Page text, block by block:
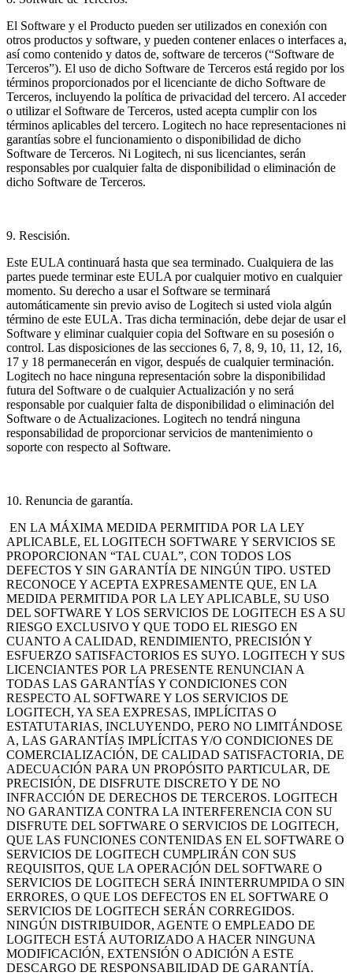
El Software y el Producto pueden ser utilizados en conexión con
otros productos y software, y pueden contener enlaces o interfaces a,
así como contenido y datos de, software de terceros (“Software de
Terceros”). El uso de dicho Software de Terceros está regido por los
términos proporcionados por el licenciante de dicho Software de
Terceros, incluyendo la política de privacidad del tercero. Al acceder
o utilizar el Software de Terceros, usted acepta cumplir con los
términos aplicables del tercero. Logitech no hace representaciones ni
garantías sobre el funcionamiento o disponibilidad de dicho
Software de Terceros. Ni Logitech, ni sus licenciantes, serán
responsables por cualquier falta de disponibilidad o eliminación de
dicho Software de Terceros.
9. Rescisión.
Este EULA continuará hasta que sea terminado. Cualquiera de las
partes puede terminar este EULA por cualquier motivo en cualquier
momento. Su derecho a usar el Software se terminará
automáticamente sin previo aviso de Logitech si usted viola algún
término de este EULA. Tras dicha terminación, debe dejar de usar el
Software y eliminar cualquier copia del Software en su posesión o
control. Las disposiciones de las secciones 6, 7, 8, 9, 10, 11, 12, 16,
17 y 18 permanecerán en vigor, después de cualquier terminación.
Logitech no hace ninguna representación sobre la disponibilidad
futura del Software o de cualquier Actualización y no será
responsable por cualquier falta de disponibilidad o eliminación del
Software o de Actualizaciones. Logitech no tendrá ninguna
responsabilidad de proporcionar servicios de mantenimiento o
soporte con respecto al Software.
10. Renuncia de garantía.
EN LA MÁXIMA MEDIDA PERMITIDA POR LA LEY
APLICABLE, EL LOGITECH SOFTWARE Y SERVICIOS SE
PROPORCIONAN “TAL CUAL”, CON TODOS LOS
DEFECTOS Y SIN GARANTÍA DE NINGÚN TIPO. USTED
RECONOCE Y ACEPTA EXPRESAMENTE QUE, EN LA
MEDIDA PERMITIDA POR LA LEY APLICABLE, SU USO
DEL SOFTWARE Y LOS SERVICIOS DE LOGITECH ES A SU
RIESGO EXCLUSIVO Y QUE TODO EL RIESGO EN
CUANTO A CALIDAD, RENDIMIENTO, PRECISIÓN Y
ESFUERZO SATISFACTORIOS ES SUYO. LOGITECH Y SUS
LICENCIANTES POR LA PRESENTE RENUNCIAN A
TODAS LAS GARANTÍAS Y CONDICIONES CON
RESPECTO AL SOFTWARE Y LOS SERVICIOS DE
LOGITECH, YA SEA EXPRESAS, IMPLÍCITAS O
ESTATUTARIAS, INCLUYENDO, PERO NO LIMITÁNDOSE
A, LAS GARANTÍAS IMPLÍCITAS Y/O CONDICIONES DE
COMERCIALIZACIÓN, DE CALIDAD SATISFACTORIA, DE
ADECUACIÓN PARA UN PROPÓSITO PARTICULAR, DE
PRECISIÓN, DE DISFRUTE DISCRETO Y DE NO
INFRACCIÓN DE DERECHOS DE TERCEROS. LOGITECH
NO GARANTIZA CONTRA LA INTERFERENCIA CON SU
DISFRUTE DEL SOFTWARE O SERVICIOS DE LOGITECH,
QUE LAS FUNCIONES CONTENIDAS EN EL SOFTWARE O
SERVICIOS DE LOGITECH CUMPLIRÁN CON SUS
REQUISITOS, QUE LA OPERACIÓN DEL SOFTWARE O
SERVICIOS DE LOGITECH SERÁ ININTERRUMPIDA O SIN
ERRORES, O QUE LOS DEFECTOS EN EL SOFTWARE O
SERVICIOS DE LOGITECH SERÁN CORREGIDOS.
NINGÚN DISTRIBUIDOR, AGENTE O EMPLEADO DE
LOGITECH ESTÁ AUTORIZADO A HACER NINGUNA
MODIFICACIÓN, EXTENSIÓN O ADICIÓN A ESTE
DESCARGO DE RESPONSABILIDAD DE GARANTÍA.